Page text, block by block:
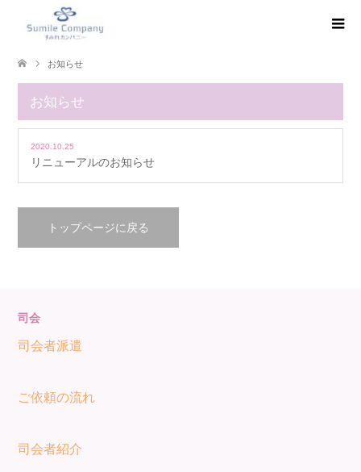
お知らせ
お知らせ
2020.10.25
リニューアルのお知らせ
トップページに戻る
司会
司会者派遣
ご依頼の流れ
司会者紹介